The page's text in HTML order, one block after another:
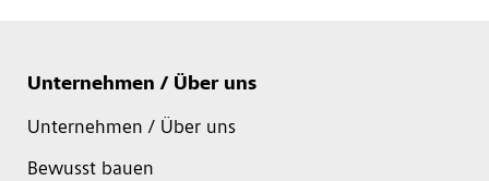
Unternehmen / Über uns
Unternehmen / Über uns
Bewusst bauen